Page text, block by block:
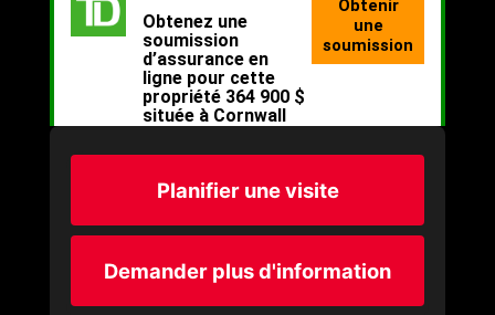
Planifier une visite
Demander plus d'information